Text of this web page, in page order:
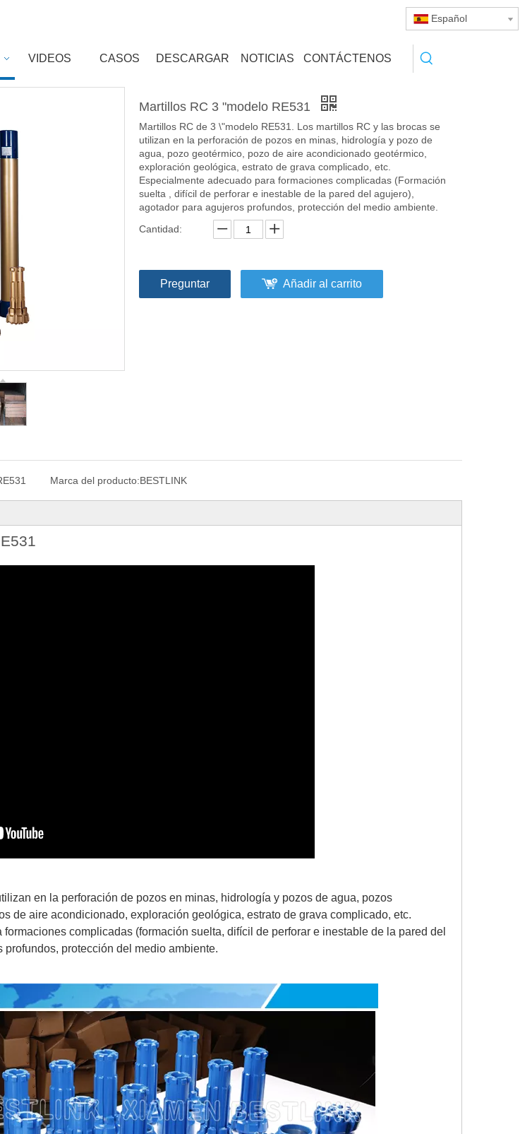
Español
VIDEOS CASOS DESCARGAR NOTICIAS CONTÁCTENOS
Martillos RC 3 "modelo RE531
Martillos RC de 3 \"modelo RE531. Los martillos RC y las brocas se
utilizan en la perforación de pozos en minas, hidrología y pozo de
agua, pozo geotérmico, pozo de aire acondicionado geotérmico,
exploración geológica, estrato de grava complicado, etc.
Especialmente adecuado para formaciones complicadas (Formación
suelta , difícil de perforar e inestable de la pared del agujero),
agotador para agujeros profundos, protección del medio ambiente.
Cantidad:
Preguntar Añadir al carrito
Marca del producto:BESTLINK
en la perforación de pozos en minas, hidrología y pozos de agua, pozos
de aire acondicionado, exploración geológica, estrato de grava complicado, etc.
complicadas (formación suelta, difícil de perforar e inestable de la pared del
protección del medio ambiente.